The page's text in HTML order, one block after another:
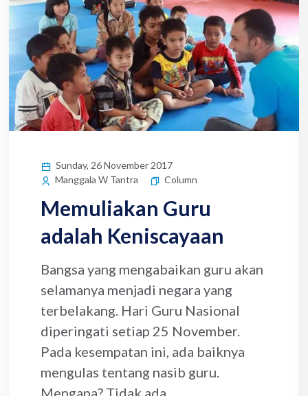
Sunday, 26 November 2017
Manggala W Tantra
Column
Memuliakan Guru
adalah Keniscayaan
Bangsa yang mengabaikan guru akan
selamanya menjadi negara yang
terbelakang. Hari Guru Nasional
diperingati setiap 25 November.
Pada kesempatan ini, ada baiknya
mengulas tentang nasib guru.
Mengapa? Tidak ada...